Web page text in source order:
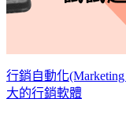
行銷自動化
大的行銷軟體